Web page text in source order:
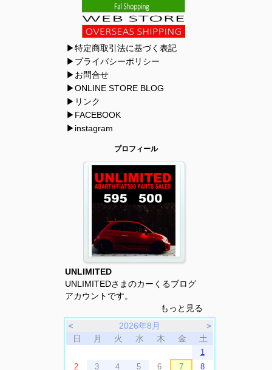
▶特定商取引法に基づく表記
▶プライバシーポリシー
▶お問合せ
▶ONLINE STORE BLOG
▶リンク
▶FACEBOOK
▶instagram
プロフィール
UNLIMITED
UNLIMITEDさまのカーくるブログ
アカウントです。
もっと見る
＜
2026年8月
＞
日
月 火 水 木 金 土
1
2
3 4 5 6 7
8